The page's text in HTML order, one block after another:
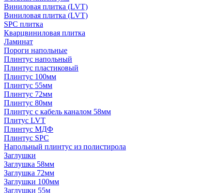
Виниловая плитка (LVT)
Виниловая плитка (LVT)
SPC плитка
Кварцвиниловая плитка
Ламинат
Пороги напольные
Плинтус напольный
Плинтус пластиковый
Плинтус 100мм
Плинтус 55мм
Плинтус 72мм
Плинтус 80мм
Плинтус с кабель каналом 58мм
Плитус LVT
Плинтус МДФ
Плинтус SPC
Напольный плинтус из полистирола
Заглушки
Заглушка 58мм
Заглушка 72мм
Заглушки 100мм
Заглушки 55м